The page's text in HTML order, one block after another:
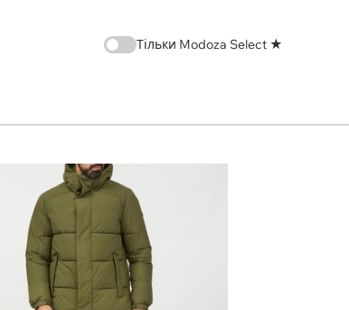
Тільки Modoza Select ★